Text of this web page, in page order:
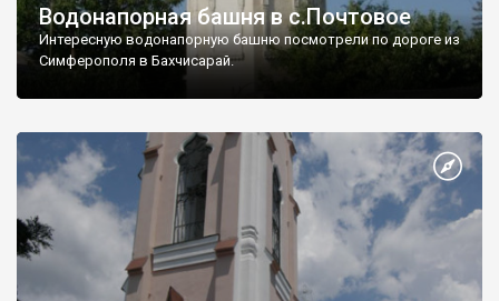
Водонапорная башня в с.Почтовое
Интересную водонапорную башню посмотрели по дороге из
Симферополя в Бахчисарай.